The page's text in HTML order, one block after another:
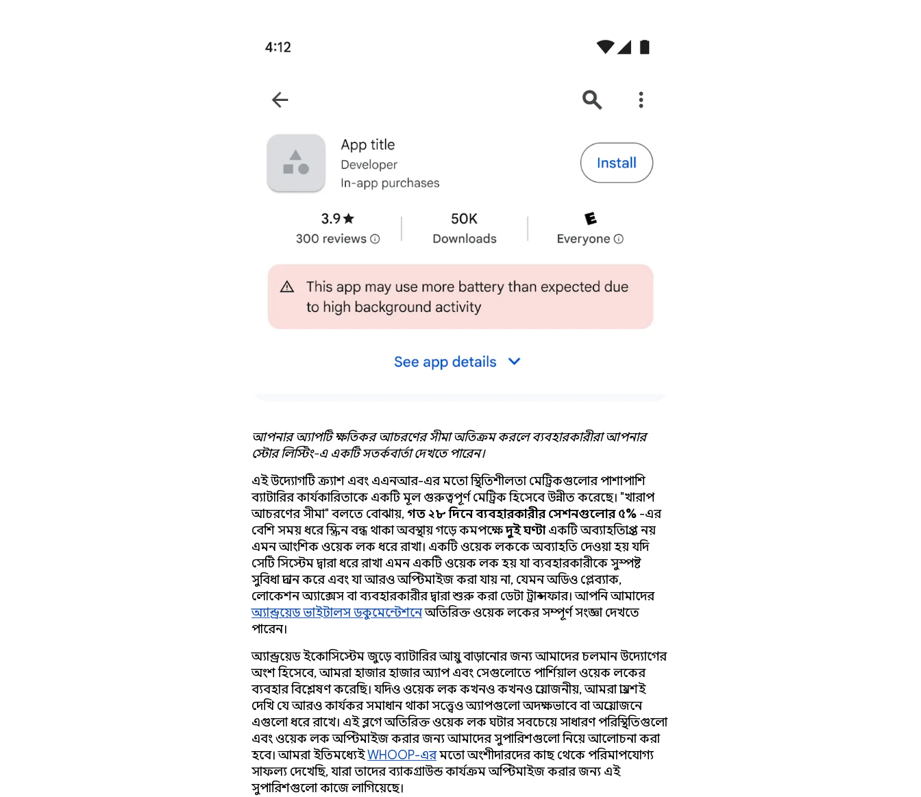
আপনার অ্যাপটি ক্ষতিকর আচরণের সীমা অতিক্রম করলে ব্যবহারকারীরা আপনার
স্টোর লিস্টিং-এ একটি সতর্কবার্তা দেখতে পারেন।
এই উদ্যোগটি ক্র্যাশ এবং এএনআর-এর মতো স্থিতিশীলতা মেট্রিকগুলোর পাশাপাশি
ব্যাটারির কার্যকারিতাকে একটি মূল গুরুত্বপূর্ণ মেট্রিক হিসেবে উন্নীত করেছে। "খারাপ
আচরণের সীমা" বলতে বোঝায়,গত ২৮ দিনেব্যবহারকারীর সেশনগুলোর ৫% -এর
বেশি সময় ধরে স্ক্রিন বন্ধ থাকা অবস্থায় গড়ে কমপক্ষেদুই ঘণ্টাএকটি অব্যাহতিপ্রাপ্ত নয়
এমন আংশিক ওয়েক লক ধরে রাখা। একটি ওয়েক লককে অব্যাহতি দেওয়া হয় যদি
সেটি সিস্টেম দ্বারা ধরে রাখা এমন একটি ওয়েক লক হয় যা ব্যবহারকারীকে সুস্পষ্ট
সুবিধা প্রদান করে এবং যা আরও অপ্টিমাইজ করা যায় না, যেমন অডিও প্লেব্যাক,
লোকেশন অ্যাক্সেস বা ব্যবহারকারীর দ্বারা শুরু করা ডেটা ট্রান্সফার। আপনি আমাদের
অ্যান্ড্রয়েড ভাইটালস ডকুমেন্টেশনেঅতিরিক্ত ওয়েক লকের সম্পূর্ণ সংজ্ঞা দেখতে
পারেন।
অ্যান্ড্রয়েড ইকোসিস্টেম জুড়ে ব্যাটারির আয়ু বাড়ানোর জন্য আমাদের চলমান উদ্যোগের
অংশ হিসেবে, আমরা হাজার হাজার অ্যাপ এবং সেগুলোতে পার্শিয়াল ওয়েক লকের
ব্যবহার বিশ্লেষণ করেছি। যদিও ওয়েক লক কখনও কখনও প্রয়োজনীয়, আমরা প্রায়শই
দেখি যে আরও কার্যকর সমাধান থাকা সত্ত্বেও অ্যাপগুলো অদক্ষভাবে বা অপ্রয়োজনে
এগুলো ধরে রাখে। এই ব্লগে অতিরিক্ত ওয়েক লক ঘটার সবচেয়ে সাধারণ পরিস্থিতিগুলো
এবং ওয়েক লক অপ্টিমাইজ করার জন্য আমাদের সুপারিশগুলো নিয়ে আলোচনা করা
হবে। আমরা ইতিমধ্যেইWHOOP-এরমতো অংশীদারদের কাছ থেকে পরিমাপযোগ্য
সাফল্য দেখেছি, যারা তাদের ব্যাকগ্রাউন্ড কার্যক্রম অপ্টিমাইজ করার জন্য এই
সুপারিশগুলো কাজে লাগিয়েছে।